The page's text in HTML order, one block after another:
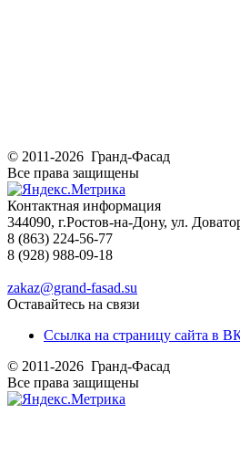
© 2011-2026 Гранд-Фасад
Все права защищены
Контактная информация
344090, г.Ростов-на-Дону, ул.
8 (863) 224-56-77
8 (928) 988-09-18
zakaz@grand-fasad.su
Оставайтесь на связи
Ссылка на страницу сайта в
© 2011-2026 Гранд-Фасад
Все права защищены